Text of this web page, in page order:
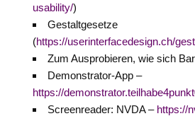
usability/)
Gestaltgesetze
(https://userinterfacedesign.ch/
Zum Ausprobieren, wie sich
Demonstrator-App –
https://
Screenreader: NVDA – https://